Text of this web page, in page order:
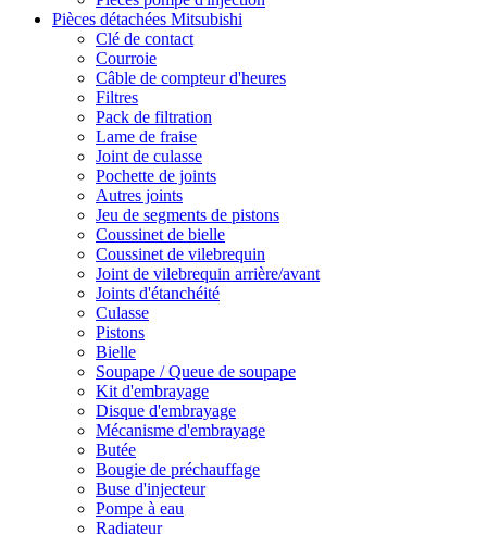
Pièces détachées Mitsubishi
Clé de contact
Courroie
Câble de compteur d'heures
Filtres
Pack de filtration
Lame de fraise
Joint de culasse
Pochette de joints
Autres joints
Jeu de segments de pistons
Coussinet de bielle
Coussinet de vilebrequin
Joint de vilebrequin arrière/avant
Joints d'étanchéité
Culasse
Pistons
Bielle
Soupape / Queue de soupape
Kit d'embrayage
Disque d'embrayage
Mécanisme d'embrayage
Butée
Bougie de préchauffage
Buse d'injecteur
Pompe à eau
Radiateur